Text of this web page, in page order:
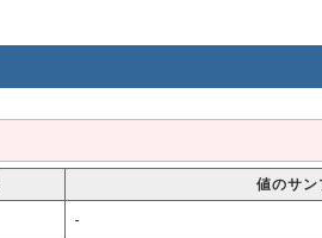
値のサ
-